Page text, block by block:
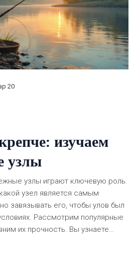
20
изучаем
узлы
узлы играют ключевую роль.
узел является самым
завязывать его, чтобы улов был
Рассмотрим популярные
их прочность. Вы узнаете
факты, которые помогут
результативной.